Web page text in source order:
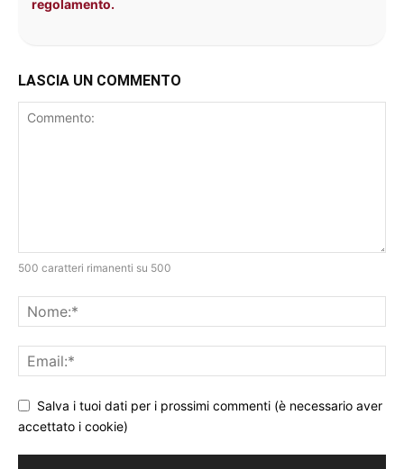
regolamento.
LASCIA UN COMMENTO
500 caratteri rimanenti su 500
Salva i tuoi dati per i prossimi commenti (è necessario aver
accettato i cookie)